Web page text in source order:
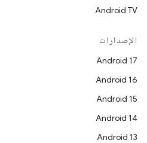
Android TV
الإصدارات
Android 17
Android 16
Android 15
Android 14
Android 13